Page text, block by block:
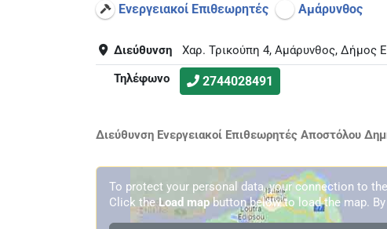
Ενεργειακοί Επιθεωρητές Αμάρυνθος
Διεύθυνση
Χαρ. Τρικούπη 4, Αμάρυνθος, Δήμος
Τηλέφωνο
2744028491
Διεύθυνση Ενεργειακοί Επιθεωρητές Αποστόλου
To protect your personal data, your connection to
Click the Load mapbutton below to load the map.